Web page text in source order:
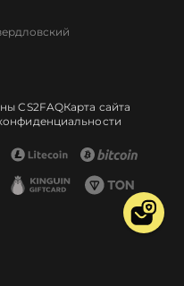
CS2FAQКарта сайта